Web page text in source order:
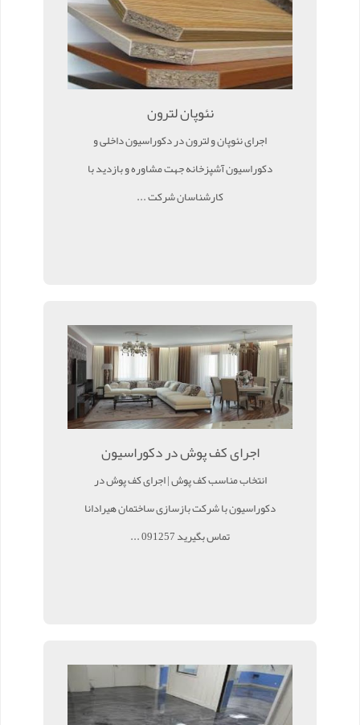
نئوپان لترون
اجرای نئوپان و لترون در دکوراسیون داخلی و
دکوراسیون آشپزخانه جهت مشاوره و بازدید با
کارشناسان شرکت ...
اجرای کف پوش در دکوراسیون
انتخاب مناسب کف پوش | اجرای کف پوش در
دکوراسیون با شرکت بازسازی ساختمان هیرادانا
تماس بگیرید 091257 ...